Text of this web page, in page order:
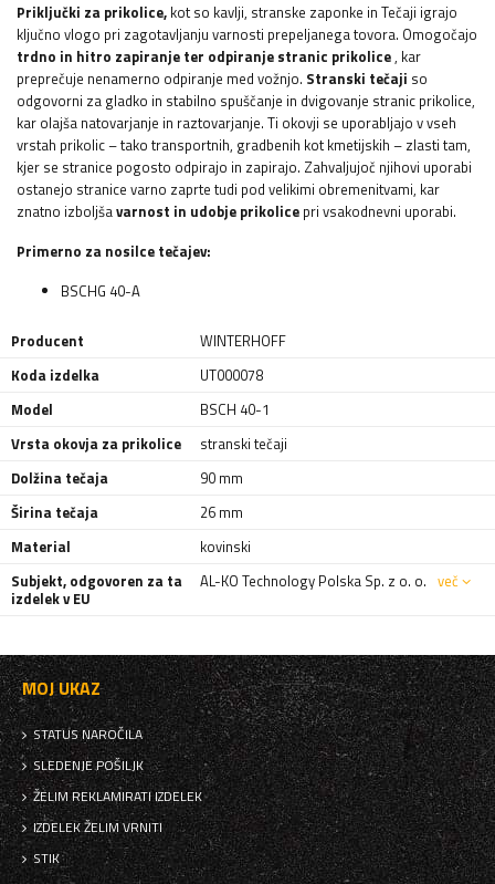
Priključki za prikolice, kot so kavlji, stranske zaponke in Tečaji igrajo
ključno vlogo pri zagotavljanju varnosti prepeljanega tovora. Omogočajo
trdno in hitro zapiranje ter odpiranje stranic prikolice, kar
preprečuje nenamerno odpiranje med vožnjo. Stranski tečaji so
odgovorni za gladko in stabilno spuščanje in dvigovanje stranic prikolice,
kar olajša natovarjanje in raztovarjanje. Ti okovji se uporabljajo v vseh
vrstah prikolic – tako transportnih, gradbenih kot kmetijskih – zlasti tam,
kjer se stranice pogosto odpirajo in zapirajo. Zahvaljujoč njihovi uporabi
ostanejo stranice varno zaprte tudi pod velikimi obremenitvami, kar
znatno izboljšavarnost in udobje prikolice pri vsakodnevni uporabi.
Primerno za nosilce tečajev:
BSCHG 40-A
Producent
WINTERHOFF
Koda izdelka
UT000078
Model
BSCH 40-1
Vrsta okovja za prikolice
stranski tečaji
Dolžina tečaja
90 mm
Širina tečaja
26 mm
Material
kovinski
Subjekt, odgovoren za ta
izdelek v EU
AL-KO Technology Polska Sp. z o. o. več
MOJ UKAZ
STATUS NAROČILA
SLEDENJE POŠILJK
ŽELIM REKLAMIRATI IZDELEK
IZDELEK ŽELIM VRNITI
STIK